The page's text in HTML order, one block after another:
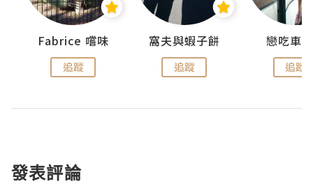
Fabrice 嚐味
追蹤
窩夫與蝦子餅
追蹤
戀吃車
追蹤
發表評論